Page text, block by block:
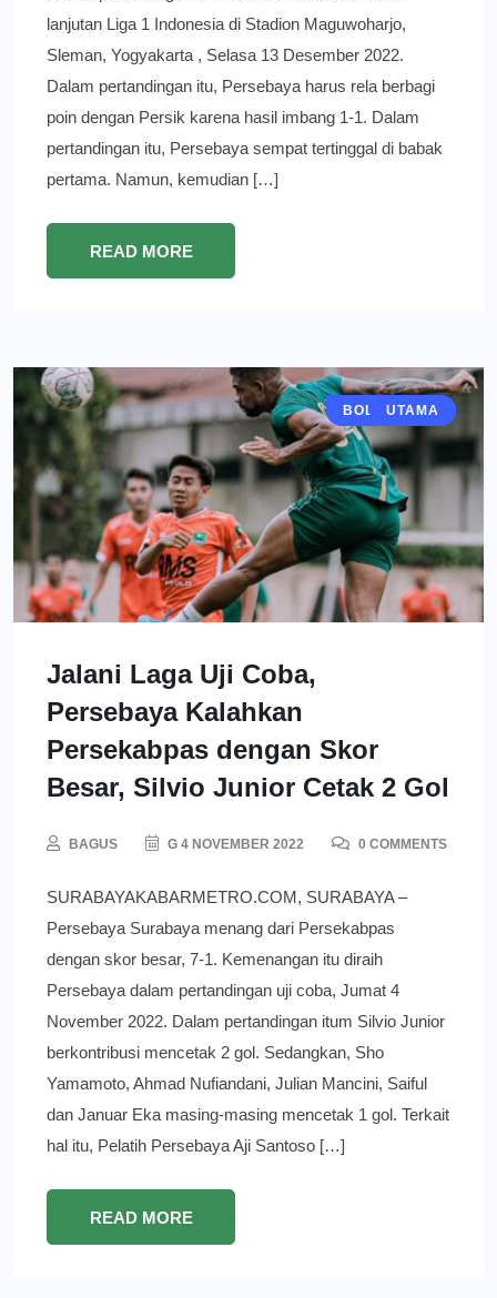
lanjutan Liga 1 Indonesia di Stadion Maguwoharjo,
Sleman, Yogyakarta , Selasa 13 Desember 2022.
Dalam pertandingan itu, Persebaya harus rela berbagi
poin dengan Persik karena hasil imbang 1-1. Dalam
pertandingan itu, Persebaya sempat tertinggal di babak
pertama. Namun, kemudian […]
READ MORE
BERITA
BOLA MANIA
UTAMA
Jalani Laga Uji Coba,
Persebaya Kalahkan
Persekabpas dengan Skor
Besar, Silvio Junior Cetak 2 Gol
BAGUS G 4 NOVEMBER 2022 0 COMMENTS
SURABAYAKABARMETRO.COM, SURABAYA –
Persebaya Surabaya menang dari Persekabpas
dengan skor besar, 7-1. Kemenangan itu diraih
Persebaya dalam pertandingan uji coba, Jumat 4
November 2022. Dalam pertandingan itum Silvio Junior
berkontribusi mencetak 2 gol. Sedangkan, Sho
Yamamoto, Ahmad Nufiandani, Julian Mancini, Saiful
dan Januar Eka masing-masing mencetak 1 gol. Terkait
hal itu, Pelatih Persebaya Aji Santoso […]
READ MORE